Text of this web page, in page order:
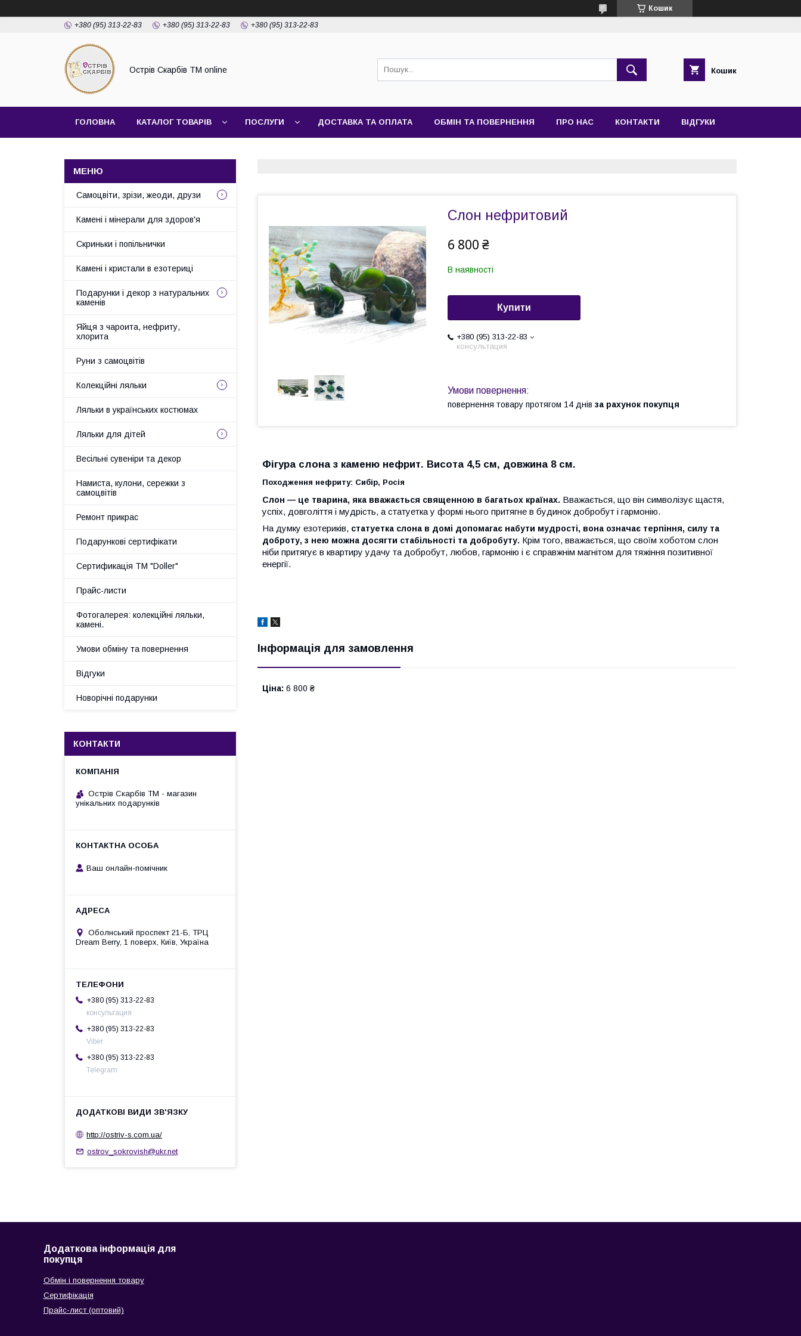
Кошик
+380 (95) 313-22-83 +380 (95) 313-22-83 +380 (95) 313-22-83
Острів Скарбів TM online Кошик
ГОЛОВНА КАТАЛОГ ТОВАРІВ ПОСЛУГИ ДОСТАВКА ТА ОПЛАТА ОБМІН ТА ПОВЕРНЕННЯ ПРО НАС КОНТАКТИ ВІДГУКИ
Слон нефритовий
6 800 ₴
В наявності
Купити
+380 (95) 313-22-83
консультация
повернення товару протягом 14 днів за рахунок покупця
Фігура слона з каменю нефрит. Висота 4,5 см, довжина 8 см.
Походження нефриту: Сибір, Росія
Слон — це тварина, яка вважається священною в багатьох країнах. Вважається, що він символізує щастя,
успіх, довголіття і мудрість, а статуетка у формі нього притягне в будинок добробут і гармонію.
На думку езотериків, статуетка слона в домі допомагає набути мудрості, вона означає терпіння, силу та
доброту, з нею можна досягти стабільності та добробуту. Крім того, вважається, що своїм хоботом слон
ніби притягує в квартиру удачу та добробут, любов, гармонію і є справжнім магнітом для тяжіння позитивної
енергії.
Інформація для замовлення
Ціна: 6 800 ₴
Самоцвіти, зрізи, жеоди, друзи
Камені і мінерали для здоров'я
Скриньки і попільнички
Камені і кристали в езотериці
Подарунки і декор з натуральних
каменів
Яйця з чароита, нефриту,
хлорита
Руни з самоцвітів
Колекційні ляльки
Ляльки в українських костюмах
Ляльки для дітей
Весільні сувеніри та декор
Намиста, кулони, сережки з
самоцвітів
Ремонт прикрас
Подарункові сертифікати
Сертификація ТМ "Doller"
Прайс-листи
Фотогалерея: колекційні ляльки,
камені.
Умови обміну та повернення
Відгуки
Новорічні подарунки
КОНТАКТИ
Острів Скарбів ТМ - магазин
унікальних подарунків
Ваш онлайн-помічник
Оболнський проспект 21-Б, ТРЦ
Dream Berry, 1 поверх, Київ, Україна
+380 (95) 313-22-83
консультация
+380 (95) 313-22-83
Viber
+380 (95) 313-22-83
Telegram
http://ostrіv-s.com.ua/
ostrov_sokrovish@ukr.net
Додаткова інформація для
покупця
Обмін і повернення товару
Сертифікація
Прайс-лист (оптовий)